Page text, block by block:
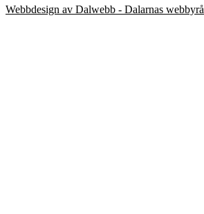
Webbdesign av Dalwebb - Dalarnas webbyrå